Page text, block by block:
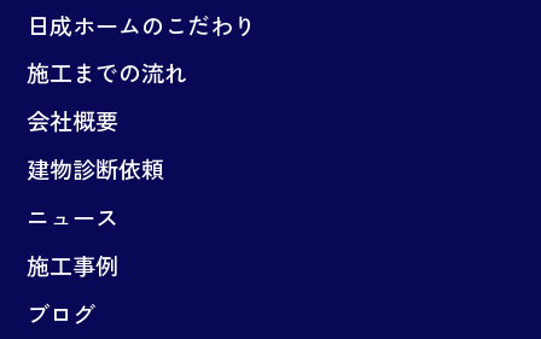
日成ホームのこだわり
施工までの流れ
会社概要
建物診断依頼
ニュース
施工事例
ブログ